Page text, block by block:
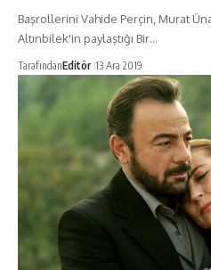
Başrollerini Vahide Perçin, Murat
Altınbilek'in paylaştığı Bir…
TarafındanEditör 13 Ara 2019